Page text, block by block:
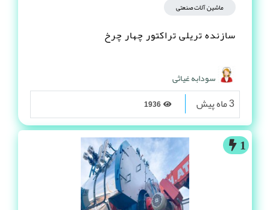
ماشین آلات صنعتی
سازنده تریلی تراکتور چهار چرخ
سودابه غیاثی
3 ماه پیش
1